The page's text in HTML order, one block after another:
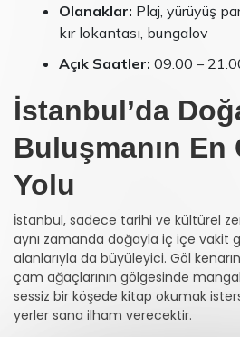
Olanaklar: Plaj, yürüyüş
kır lokantası, bungalov
Açık Saatler: 09.00 –
İstanbul’da
Buluşmanın En
Yolu
İstanbul, sadece tarihi ve kültürel
aynı zamanda doğayla iç içe vakit
alanlarıyla da büyüleyici. Göl
çam ağaçlarının gölgesinde
sessiz bir köşede kitap okumak
yerler sana ilham verecektir.